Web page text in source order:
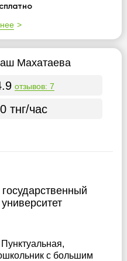
Махатаева
отзывов: 7
тнг/час
государственный
с большим